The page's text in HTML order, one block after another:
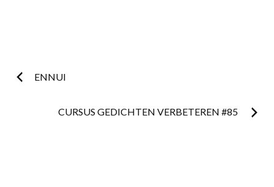
Postnavigatie
ENNUI
CURSUS GEDICHTEN VERBETEREN #85